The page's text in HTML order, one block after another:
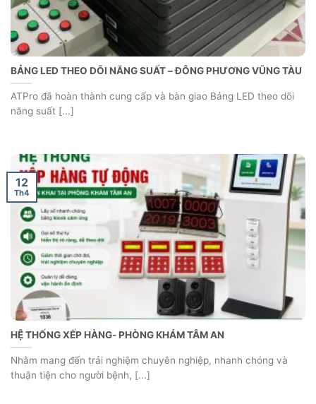
BẢNG LED THEO DÕI NĂNG SUẤT – ĐÔNG PHƯƠNG VŨNG TÀU
ATPro đã hoàn thành cung cấp và bàn giao Bảng LED theo dõi
năng suất [...]
HỆ THỐNG XẾP HÀNG- PHÒNG KHÁM TÂM AN
Nhằm mang đến trải nghiệm chuyên nghiệp, nhanh chóng và
thuận tiện cho người bệnh, [...]
12
Th4